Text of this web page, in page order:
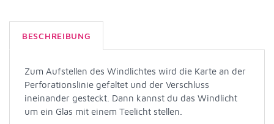
BESCHREIBUNG
Zum Aufstellen des Windlichtes wird die Karte an der
Perforationslinie gefaltet und der Verschluss
ineinander gesteckt. Dann kannst du das Windlicht
um ein Glas mit einem Teelicht stellen.